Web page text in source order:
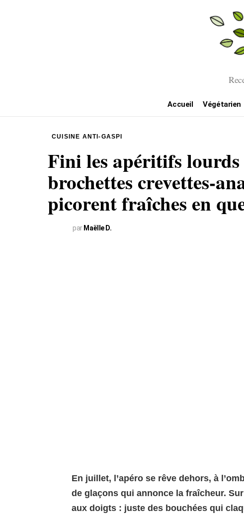
Accueil Végétarien
CUISINE ANTI-GASPI
Fini les apéritifs
brochettes crevettes-
picorent fraîches en
par Maëlle D.
En juillet, l’apéro se rêve dehors, à
de glaçons qui annonce la fraîcheur.
aux doigts : juste des bouchées qui